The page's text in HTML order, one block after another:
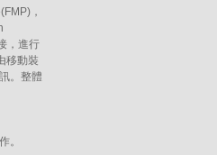
，
，進行
移動裝
。整體
。